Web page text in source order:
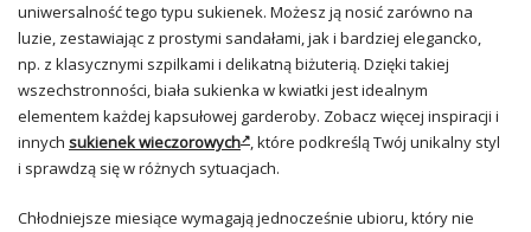
uniwersalność tego typu sukienek. Możesz ją nosić zarówno na
luzie, zestawiając z prostymi sandałami, jak i bardziej elegancko,
np. z klasycznymi szpilkami i delikatną biżuterią. Dzięki takiej
wszechstronności, biała sukienka w kwiatki jest idealnym
elementem każdej kapsułowej garderoby. Zobacz więcej inspiracji i
innych sukienek wieczorowych , które podkreślą Twój unikalny styl
i sprawdzą się w różnych sytuacjach.
Chłodniejsze miesiące wymagają jednocześnie ubioru, który nie